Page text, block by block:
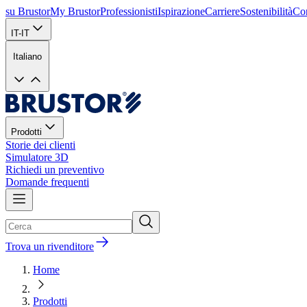
su BrustorMy BrustorProfessionistiIspirazioneCarriereSostenibilità
IT-IT
Italiano
Prodotti
Storie dei clienti
Simulatore 3D
Richiedi un preventivo
Domande frequenti
Trova un rivenditore
Home
Prodotti